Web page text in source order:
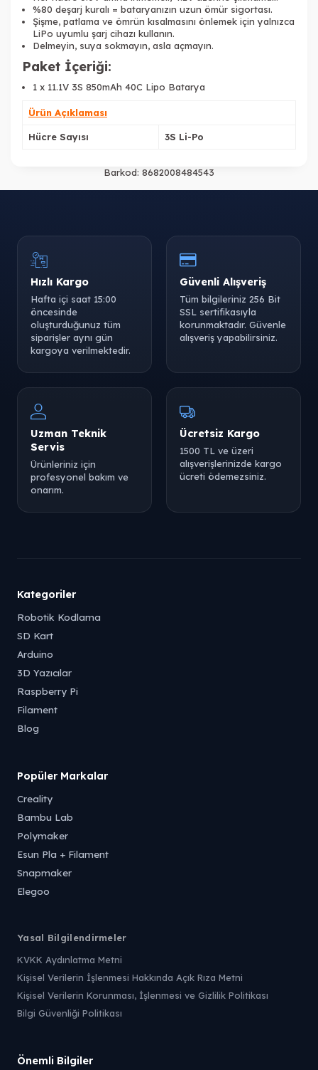
%80 deşarj kuralı = bataryanızın uzun ömür sigortası.
Şişme, patlama ve ömrün kısalmasını önlemek için yalnızca
LiPo uyumlu şarj cihazı kullanın.
Delmeyin, suya sokmayın, asla açmayın.
Paket İçeriği:
1 x 11.1V 3S 850mAh 40C Lipo Batarya
Ürün Açıklaması
Hücre Sayısı 3S Li-Po
Barkod: 8682008484543
Hızlı Kargo
Hafta içi saat 15:00
öncesinde
oluşturduğunuz tüm
siparişler aynı gün
kargoya verilmektedir.
Güvenli Alışveriş
Tüm bilgileriniz 256 Bit
SSL sertifikasıyla
korunmaktadır. Güvenle
alışveriş yapabilirsiniz.
Uzman Teknik
Servis
Ürünleriniz için
profesyonel bakım ve
onarım.
Ücretsiz Kargo
1500 TL ve üzeri
alışverişlerinizde kargo
ücreti ödemezsiniz.
Kategoriler
Robotik Kodlama
SD Kart
Arduino
3D Yazıcılar
Raspberry Pi
Filament
Blog
Popüler Markalar
Creality
Bambu Lab
Polymaker
Esun Pla + Filament
Snapmaker
Elegoo
Yasal Bilgilendirmeler
KVKK Aydınlatma Metni
Kişisel Verilerin İşlenmesi Hakkında Açık Rıza Metni
Kişisel Verilerin Korunması, İşlenmesi ve Gizlilik Politikası
Bilgi Güvenliği Politikası
Önemli Bilgiler